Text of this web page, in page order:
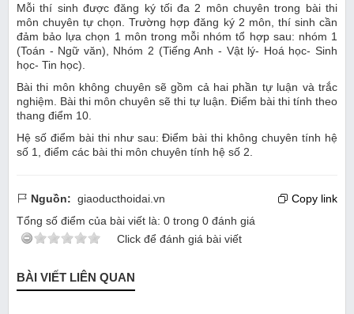
Mỗi thí sinh được đăng ký tối đa 2 môn chuyên trong bài thi
môn chuyên tự chọn. Trường hợp đăng ký 2 môn, thí sinh cần
đảm bảo lựa chọn 1 môn trong mỗi nhóm tổ hợp sau: nhóm 1
(Toán - Ngữ văn), Nhóm 2 (Tiếng Anh - Vật lý- Hoá học- Sinh
học- Tin học).
Bài thi môn không chuyên sẽ gồm cả hai phần tự luận và trắc
nghiệm. Bài thi môn chuyên sẽ thi tự luận. Điểm bài thi tính theo
thang điểm 10.
Hệ số điểm bài thi như sau: Điểm bài thi không chuyên tính hệ
số 1, điểm các bài thi môn chuyên tính hệ số 2.
Nguồn: giaoducthoidai.vn
Copy link
Tổng số điểm của bài viết là: 0 trong 0 đánh giá
Click để đánh giá bài viết
BÀI VIẾT LIÊN QUAN